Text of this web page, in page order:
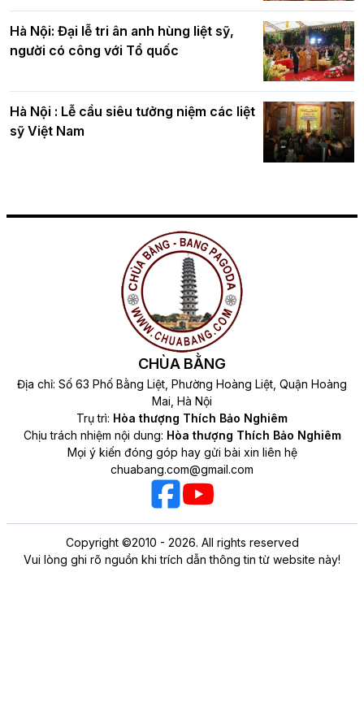
Hà Nội: Đại lễ tri ân anh hùng liệt sỹ,
người có công với Tổ quốc
Hà Nội : Lễ cầu siêu tưởng niệm các liệt
sỹ Việt Nam
CHÙA BẰNG
Địa chỉ: Số 63 Phố Bằng Liệt, Phường Hoàng Liệt, Quận Hoàng
Mai, Hà Nội
Trụ trì: Hòa thượng Thích Bảo Nghiêm
Chịu trách nhiệm nội dung: Hòa thượng Thích Bảo Nghiêm
Mọi ý kiến đóng góp hay gửi bài xin liên hệ
chuabang.com@gmail.com
Copyright ©2010 - 2026. All rights reserved
Vui lòng ghi rõ nguồn khi trích dẫn thông tin từ website này!